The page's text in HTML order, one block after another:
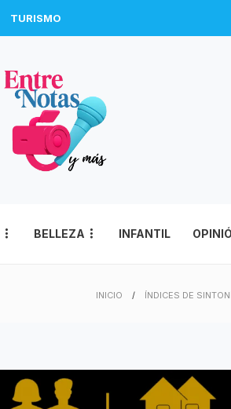
TURISMO
BELLEZA INFANTIL
INICIO ÍNDICES DE